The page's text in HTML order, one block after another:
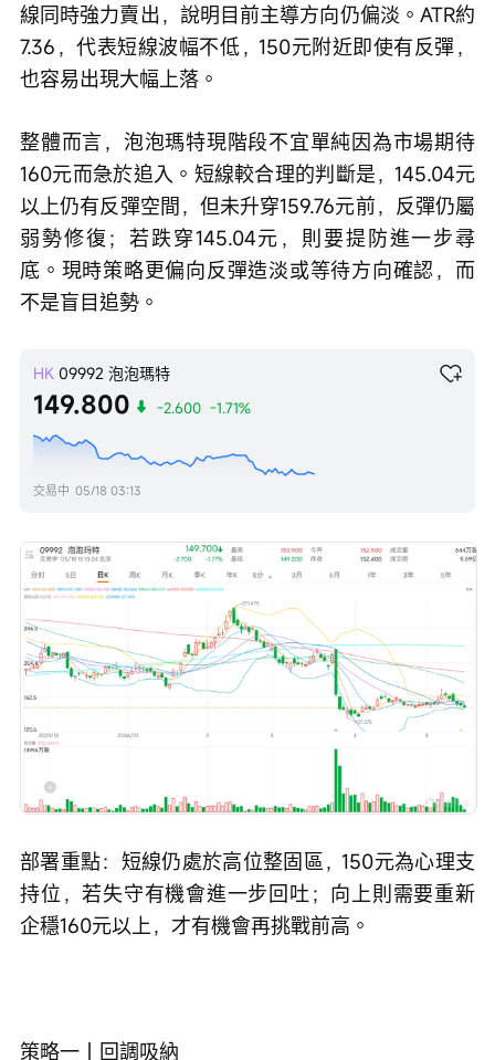
線同時強力賣出，說明目前主導方向仍偏淡。ATR約
7.36，代表短線波幅不低，150元附近即使有反彈，
也容易出現大幅上落。
整體而言，泡泡瑪特現階段不宜單純因為市場期待
160元而急於追入。短線較合理的判斷是，145.04元
以上仍有反彈空間，但未升穿159.76元前，反彈仍屬
弱勢修復；若跌穿145.04元，則要提防進一步尋
底。現時策略更偏向反彈造淡或等待方向確認，而
不是盲目追勢。
HK 09992 泡泡瑪特
149.800 -2.600 -1.71%
交易中 05/18 03:13
部署重點：短線仍處於高位整固區，150元為心理支
持位，若失守有機會進一步回吐；向上則需要重新
企穩160元以上，才有機會再挑戰前高。
策略一｜回調吸納